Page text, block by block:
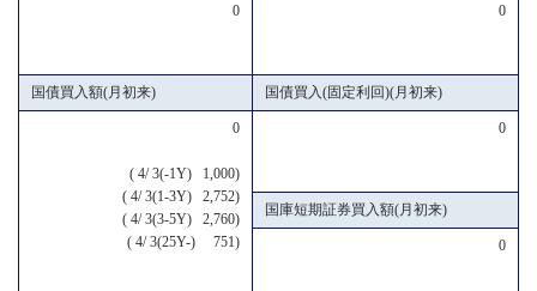
0 0
国債買入額(月初来) 国債買入(固定利回)(月初来)
0
( 4/ 3(-1Y) 1,000)
( 4/ 3(1-3Y) 2,752)
( 4/ 3(3-5Y) 2,760)
( 4/ 3(25Y-) 751)
0
国庫短期証券買入額(月初来)
0